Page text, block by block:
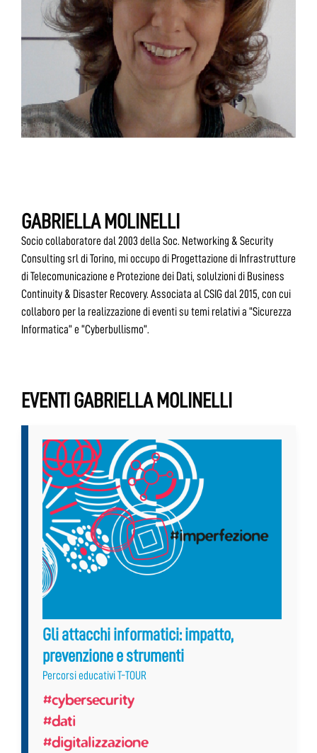
GABRIELLA MOLINELLI
Socio collaboratore dal 2003 della Soc. Networking & Security
Consulting srl di Torino, mi occupo di Progettazione di Infrastrutture
di Telecomunicazione e Protezione dei Dati, solulzioni di Business
Continuity & Disaster Recovery. Associata al CSIG dal 2015, con cui
collaboro per la realizzazione di eventi su temi relativi a “Sicurezza
Informatica” e “Cyberbullismo”.
EVENTI GABRIELLA MOLINELLI
Gli attacchi informatici: impatto,
prevenzione e strumenti
Percorsi educativi T-TOUR
#cybersecurity
#dati
#digitalizzazione